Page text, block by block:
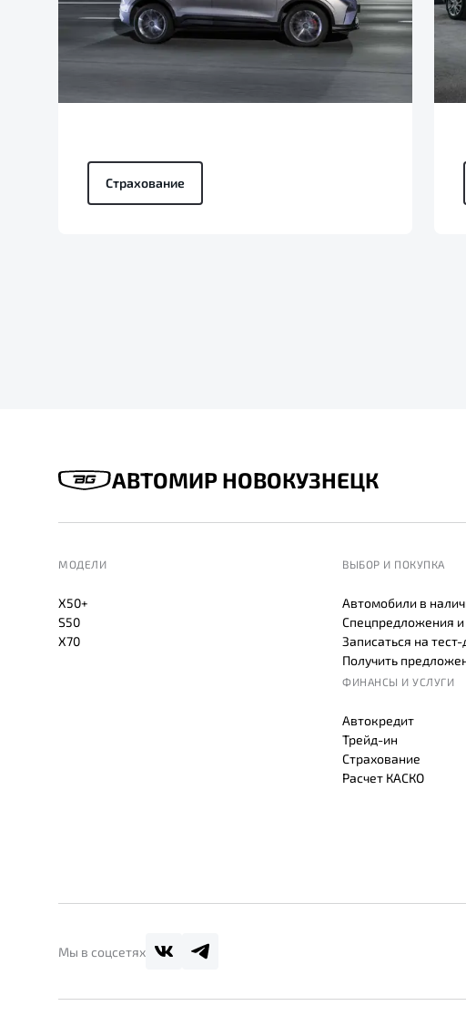
Страхование
АВТОМИР НОВОКУЗНЕЦК
МОДЕЛИ
X50+
S50
X70
ВЫБОР И ПОКУПКА
Автомобили в
Спецпредложения
Записаться на
Получить
ФИНАНСЫ И УСЛУГИ
Автокредит
Трейд-ин
Страхование
Расчет КАСКО
Мы в соцсетях